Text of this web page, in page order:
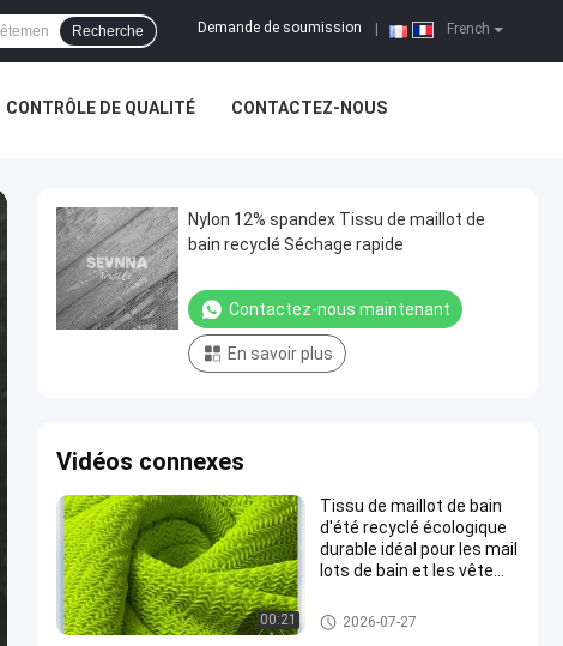
French
Demande de soumission
Recherche
CONTRÔLE DE QUALITÉ CONTACTEZ-NOUS
Nylon 12% spandex Tissu de maillot de
bain recyclé Séchage rapide
Contactez-nous maintenant
En savoir plus
Vidéos connexes
00:21
Tissu de maillot de bain
d'été recyclé écologique
durable idéal pour les mail
lots de bain et les vêteme
Tissu réutilisé de vêtements d
e bain
2026-07-27